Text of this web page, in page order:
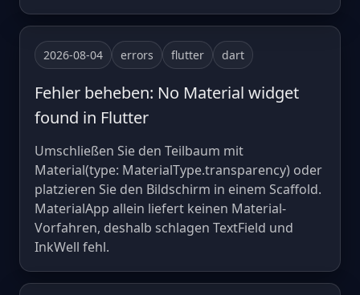
2026-08-04 errors flutter dart
Fehler beheben: No Material widget
found in Flutter
Umschließen Sie den Teilbaum mit
Material(type: MaterialType.transparency) oder
platzieren Sie den Bildschirm in einem Scaffold.
MaterialApp allein liefert keinen Material-
Vorfahren, deshalb schlagen TextField und
InkWell fehl.